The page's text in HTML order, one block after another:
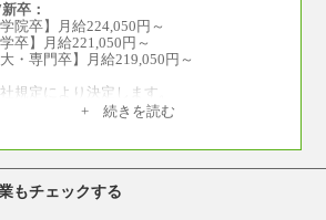
卒：
学院卒】月給224,050円～
学卒】月給221,050円～
大・専門卒】月給219,050円～
規定により決定します。
期間中も給与に変更はございません。
+ 続きを読む
もチェックする